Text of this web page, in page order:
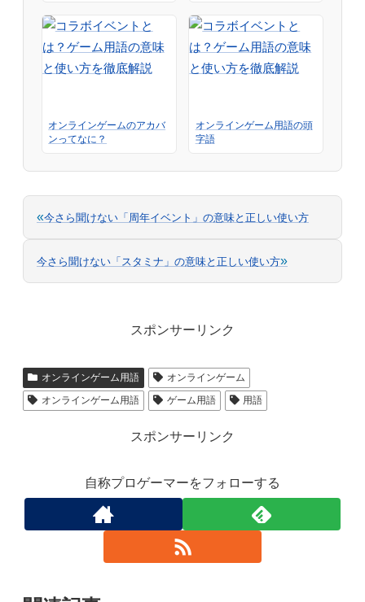
オンラインゲームのアカバ
ンってなに？
オンラインゲーム用語の頭
字語
«今さら聞けない「周年イベント」の意味と正しい使い方
今さら聞けない「スタミナ」の意味と正しい使い方»
スポンサーリンク
オンラインゲーム用語
オンラインゲーム
オンラインゲーム用語
ゲーム用語 用語
スポンサーリンク
自称プロゲーマーをフォローする